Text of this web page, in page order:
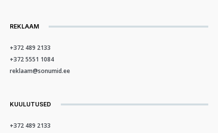
REKLAAM
+372 489 2133
+372 5551 1084
reklaam@sonumid.ee
KUULUTUSED
+372 489 2133